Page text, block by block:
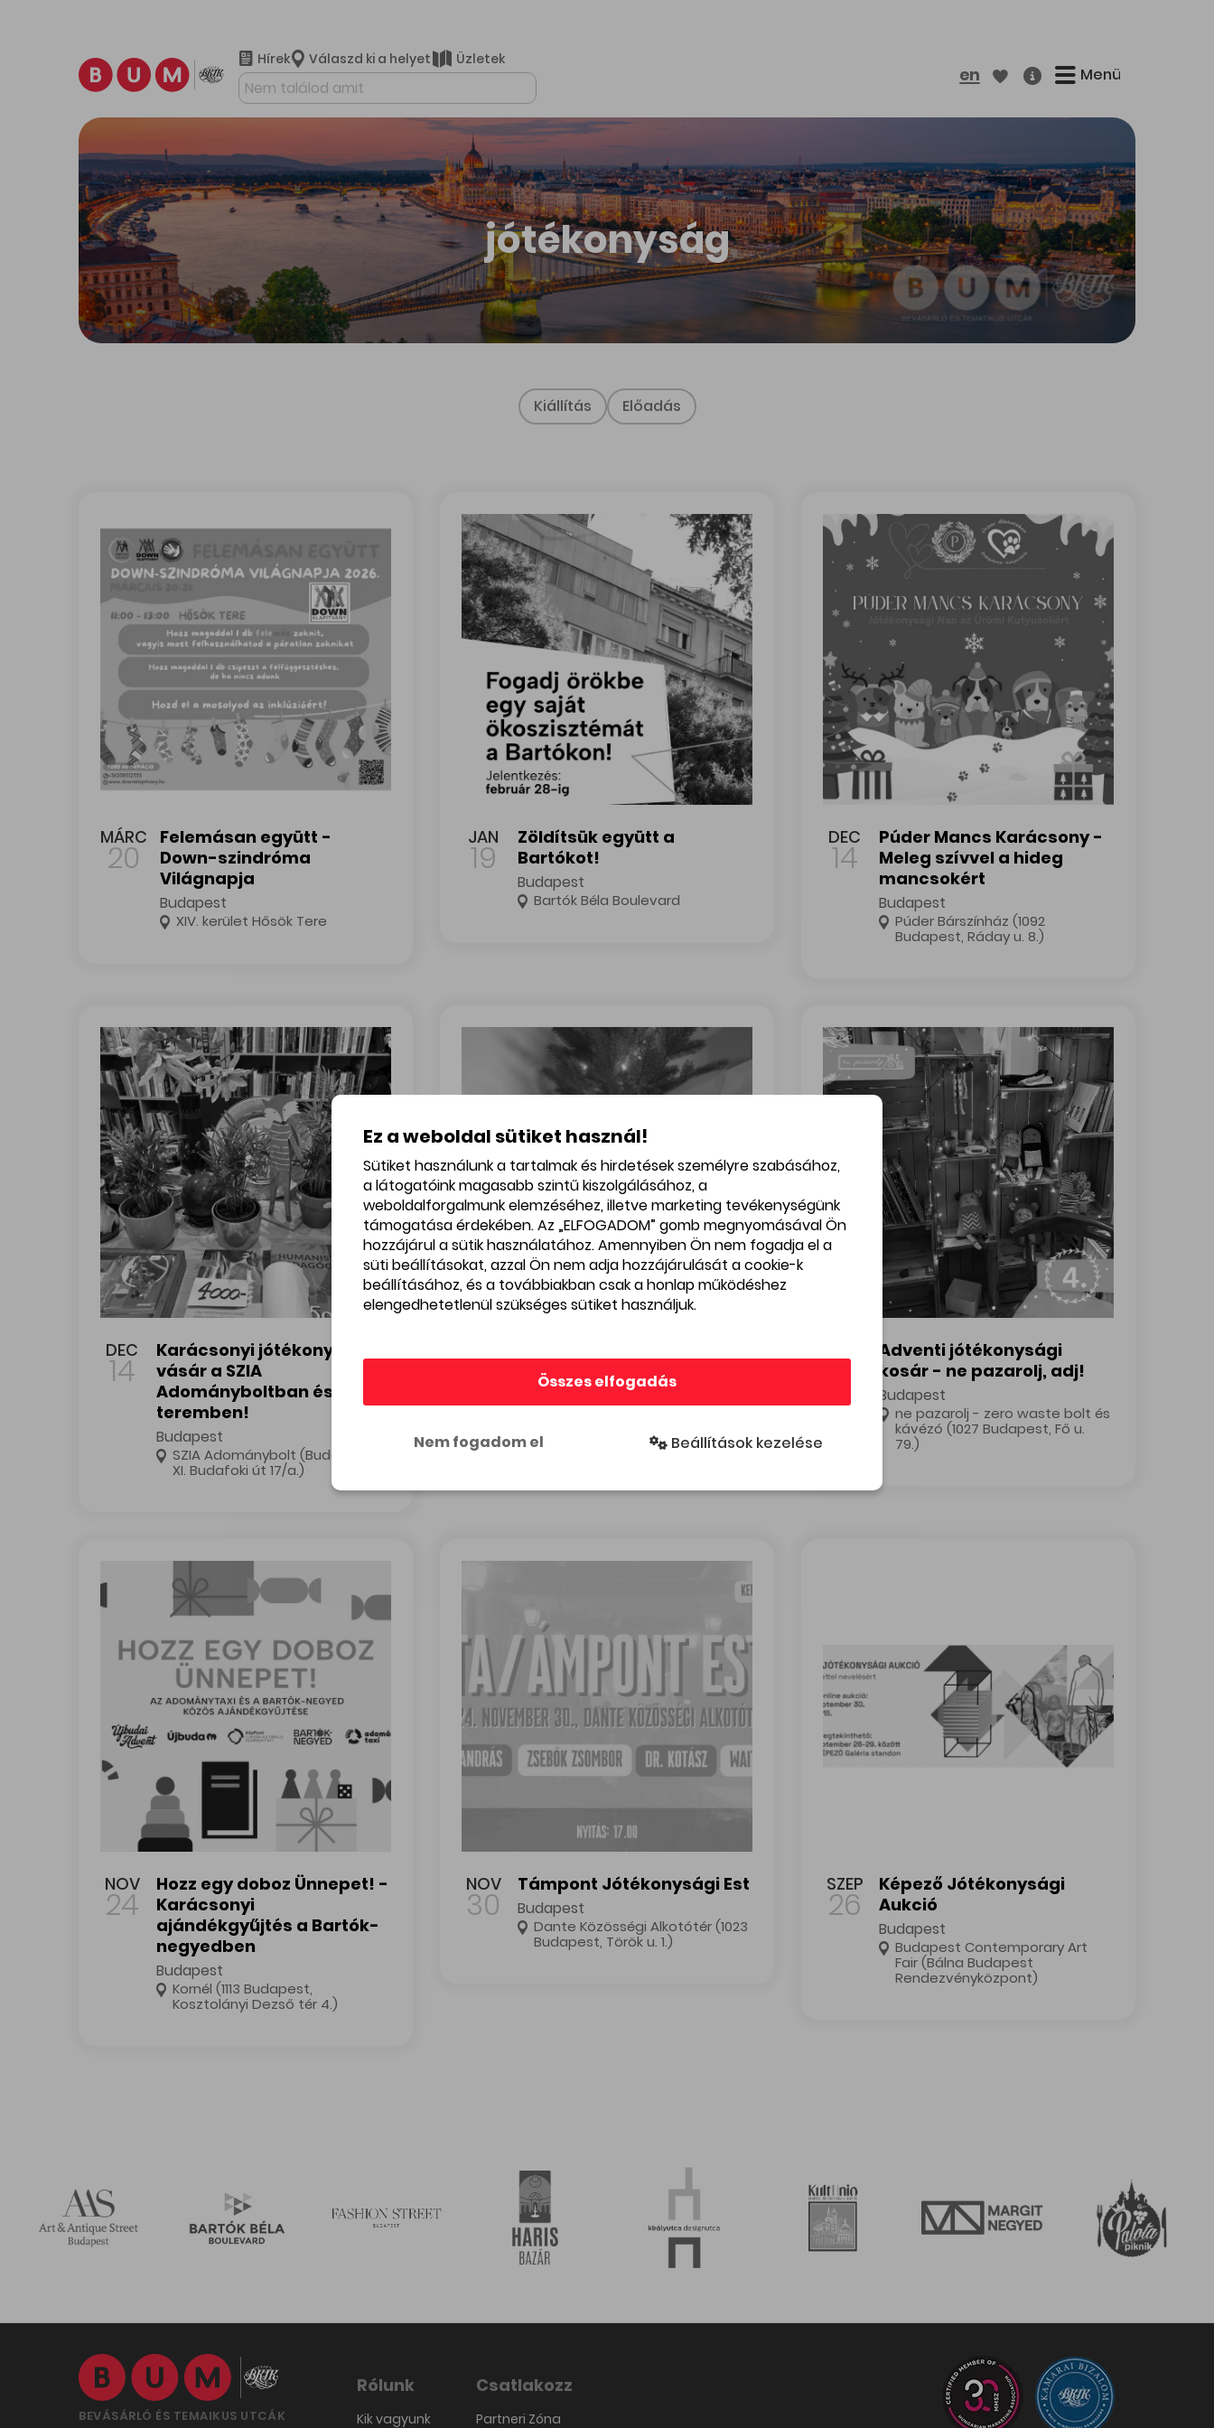
Hírek Válaszd ki a helyet Üzletek
További találatok
en Menü
jótékonyság
Kiállítás Előadás
MÁRC
20
Felemásan együtt -
Down-szindróma
Világnapja
Budapest
XIV. kerület Hősök Tere
JAN
19
Zöldítsük együtt a
Bartókot!
Budapest
Bartók Béla Boulevard
DEC
14
Púder Mancs Karácsony -
Meleg szívvel a hideg
mancsokért
Budapest
Púder Bárszínház (1092
Budapest, Ráday u. 8.)
DEC
14
Karácsonyi jótékonysági
vásár a SZIA
Adományboltban és a SZIA
teremben!
Budapest
SZIA Adománybolt (Budapest,
XI. Budafoki út 17/a.)
26
jótékonysági akció
Győrben
Győr
25
Adventi jótékonysági
kosár - ne pazarolj, adj!
Budapest
ne pazarolj - zero waste bolt és
kávézó (1027 Budapest, Fő u.
79.)
NOV
24
Hozz egy doboz Ünnepet! -
Karácsonyi
ajándékgyűjtés a Bartók-
negyedben
Budapest
Kornél (1113 Budapest,
Kosztolányi Dezső tér 4.)
NOV
30
Támpont Jótékonysági Est
Budapest
Dante Közösségi Alkotótér (1023
Budapest, Török u. 1.)
SZEP
26
Képező Jótékonysági
Aukció
Budapest
Budapest Contemporary Art
Fair (Bálna Budapest
Rendezvényközpont)
BEVÁSÁRLÓ ÉS TEMAIKUS UTCÁK
Rólunk
Kik vagyunk
Csatlakozz
Partneri Zóna
Ez a weboldal sütiket használ!
Sütiket használunk a tartalmak és hirdetések személyre szabásához,
a látogatóink magasabb szintű kiszolgálásához, a
weboldalforgalmunk elemzéséhez, illetve marketing tevékenységünk
támogatása érdekében. Az „ELFOGADOM” gomb megnyomásával Ön
hozzájárul a sütik használatához. Amennyiben Ön nem fogadja el a
süti beállításokat, azzal Ön nem adja hozzájárulását a cookie-k
beállításához, és a továbbiakban csak a honlap működéshez
elengedhetetlenül szükséges sütiket használjuk.
Összes elfogadás
Nem fogadom el Beállítások kezelése